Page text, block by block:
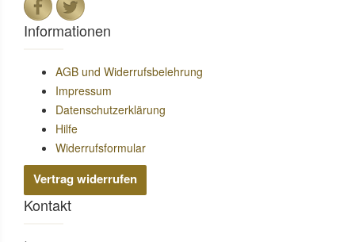
Informationen
AGB und Widerrufsbelehrung
Impressum
Datenschutzerklärung
Hilfe
Widerrufsformular
Vertrag widerrufen
Kontakt